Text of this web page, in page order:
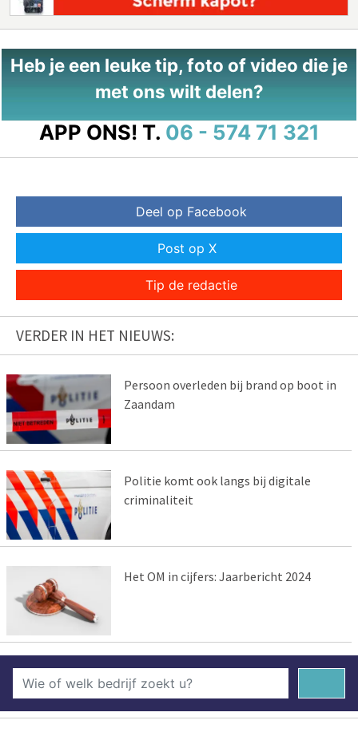
Heb je een leuke tip, foto of video die je
met ons wilt delen?
APP ONS! T. 06 - 574 71 321
Deel op Facebook
Post op X
Tip de redactie
VERDER IN HET NIEUWS:
Persoon overleden bij brand op boot in
Zaandam
Politie komt ook langs bij digitale
criminaliteit
Het OM in cijfers: Jaarbericht 2024